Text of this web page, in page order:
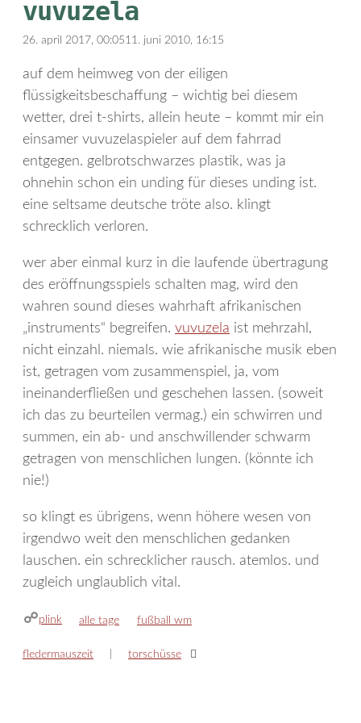
vuvuzela
26. april 2017, 00:0511. juni 2010, 16:15
auf dem heimweg von der eiligen
flüssigkeitsbeschaffung – wichtig bei diesem
wetter, drei t-shirts, allein heute – kommt mir ein
einsamer vuvuzelaspieler auf dem fahrrad
entgegen. gelbrotschwarzes plastik, was ja
ohnehin schon ein unding für dieses unding ist.
eine seltsame deutsche tröte also. klingt
schrecklich verloren.
wer aber einmal kurz in die laufende übertragung
des eröffnungsspiels schalten mag, wird den
wahren sound dieses wahrhaft afrikanischen
„instruments“ begreifen. vuvuzela ist mehrzahl,
nicht einzahl. niemals. wie afrikanische musik eben
ist, getragen vom zusammenspiel, ja, vom
ineinanderfließen und geschehen lassen. (soweit
ich das zu beurteilen vermag.) ein schwirren und
summen, ein ab- und anschwillender schwarm
getragen von menschlichen lungen. (könnte ich
nie!)
so klingt es übrigens, wenn höhere wesen von
irgendwo weit den menschlichen gedanken
lauschen. ein schrecklicher rausch. atemlos. und
zugleich unglaublich vital.
plink kategorien
alle tage schlagwörter
fußball wm
fledermauszeit torschüsse